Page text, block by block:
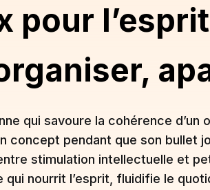
pour
qui savoure la cohérence d’un
concept pendant que son bullet
stimulation intellectuelle et
nourrit l’esprit, fluidifie le